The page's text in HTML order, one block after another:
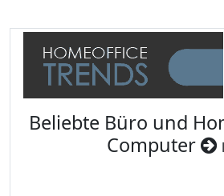
Beliebte Büro und
Computer